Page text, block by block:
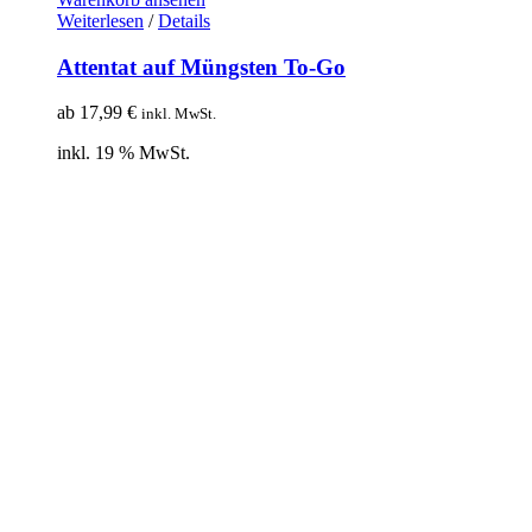
Weiterlesen / Details
Attentat auf Müngsten To-Go
ab 17,99 € inkl. MwSt.
inkl. 19 % MwSt.